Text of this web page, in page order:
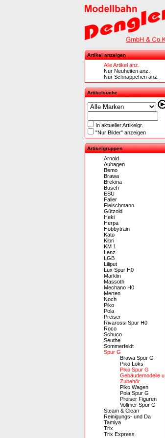
Artikel anzeigen
Alle Artikel anz.
Nur Neuheiten anz.
Nur Schnäppchen anz.
Artikelsuche
In aktueller Artikelgr.
"Nur Bilder" anzeigen
Artikelgruppen
Arnold
Auhagen
Bemo
Brawa
Brekina
Busch
ESU
Faller
Fleischmann
Gützold
Heki
Herpa
Hobbytrain
Kato
Kibri
KM 1
Lenz
LGB
Liliput
Lux Spur H0
Märklin
Massoth
Mechano H0
Merten
Noch
Piko
Pola
Preiser
Rivarossi Spur H0
Roco
Schuco
Seuthe
Sommerfeldt
Spur G
Brawa Spur G
Piko Loks
Piko Spur G
Gebäudemodelle u.
Zubehör
Piko Wagen
Pola Spur G
Preiser Figuren
Vollmer Spur G
Steam & Clean
Reinigungs- und Da
Tamiya
Trix
Trix Express